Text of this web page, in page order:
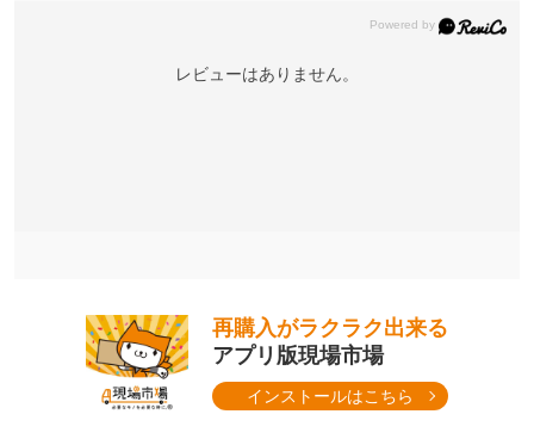
レビューはありません。
再購入がラクラク出来る
アプリ版現場市場
インストールはこちら